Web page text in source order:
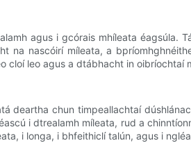
agus i gcórais mhíleata éagsúla.
nascóirí míleata, a
cloí leo agus a dtábhacht in oibríochtaí
deartha chun timpeallachtaí
i dtrealamh míleata, rud a
i longa, i bhfeithiclí talún, agus i